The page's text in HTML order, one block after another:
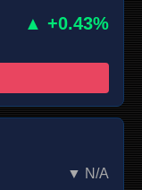
▲ +0.43%
▼ N/A